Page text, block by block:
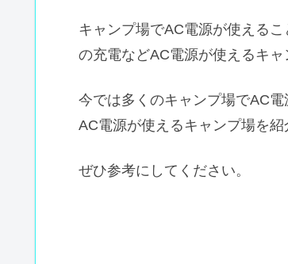
キャンプ場でAC電源が使える
の充電などAC電源が使えるキ
今では多くのキャンプ場でAC
AC電源が使えるキャンプ場を紹
ぜひ参考にしてください。